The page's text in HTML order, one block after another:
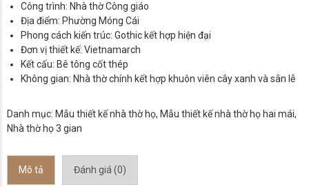
Công trình: Nhà thờ Công giáo
Địa điểm: Phường Móng Cái
Phong cách kiến trúc: Gothic kết hợp hiện đại
Đơn vị thiết kế: Vietnamarch
Kết cấu: Bê tông cốt thép
Không gian: Nhà thờ chính kết hợp khuôn viên cây xanh và sân lễ
Danh mục: Mẫu thiết kế nhà thờ họ, Mẫu thiết kế nhà thờ họ hai mái,
Nhà thờ họ 3 gian
Mô tả Đánh giá (0)